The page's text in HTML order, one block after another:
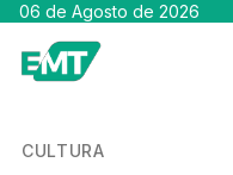
06 de Agosto de 2026
CULTURA